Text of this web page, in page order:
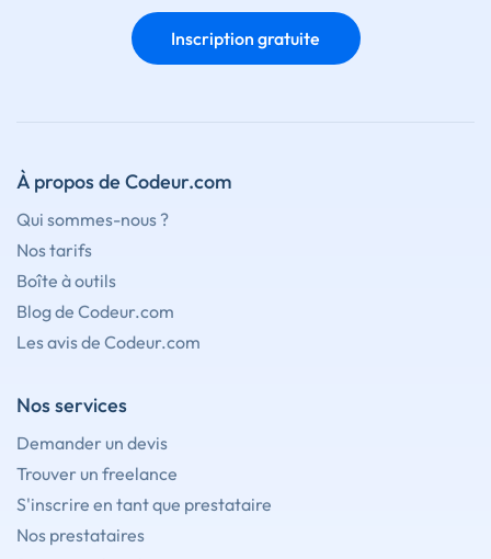
Inscription gratuite
À propos de Codeur.com
Qui sommes-nous ?
Nos tarifs
Boîte à outils
Blog de Codeur.com
Les avis de Codeur.com
Nos services
Demander un devis
Trouver un freelance
S'inscrire en tant que prestataire
Nos prestataires